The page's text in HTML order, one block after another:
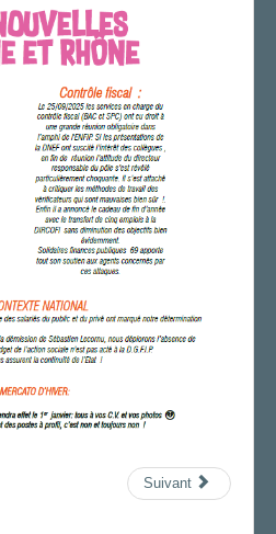
Suivant